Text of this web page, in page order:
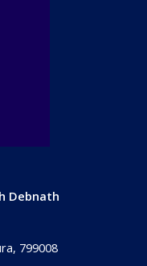
Debnath
799008